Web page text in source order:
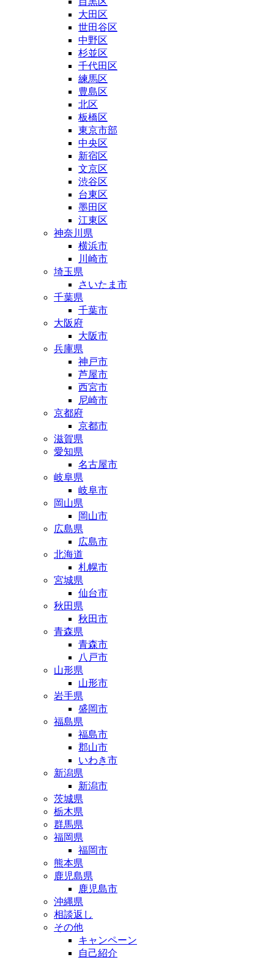
大田区
世田谷区
中野区
杉並区
千代田区
練馬区
豊島区
北区
板橋区
東京市部
中央区
新宿区
文京区
渋谷区
台東区
墨田区
江東区
神奈川県
横浜市
川崎市
埼玉県
さいたま市
千葉県
千葉市
大阪府
大阪市
兵庫県
神戸市
芦屋市
西宮市
尼崎市
京都府
京都市
滋賀県
愛知県
名古屋市
岐阜県
岐阜市
岡山県
岡山市
広島県
広島市
北海道
札幌市
宮城県
仙台市
秋田県
秋田市
青森県
青森市
八戸市
山形県
山形市
岩手県
盛岡市
福島県
福島市
郡山市
いわき市
新潟県
新潟市
茨城県
栃木県
群馬県
福岡県
福岡市
熊本県
鹿児島県
鹿児島市
沖縄県
相談返し
その他
キャンペーン
自己紹介